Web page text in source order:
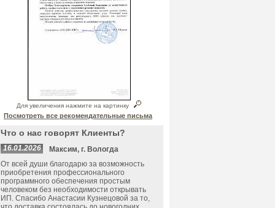
Для увеличения нажмите на картинку
Посмотреть все рекомендательные письма
Что о нас говорят Клиенты?
16.01.2026
Максим, г. Вологда
От всей души благодарю за возможность
приобретения профессионального
программного обеспечения простым
человеком без необходимости открывать
ИП. Спасибо Анастасии Кузнецовой за то,